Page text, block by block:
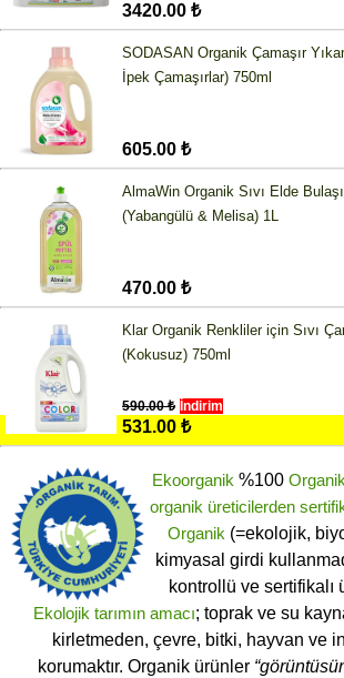
3420.00 ₺
SODASAN Organik Çamaşır
İpek Çamaşırlar) 750ml
605.00 ₺
AlmaWin Organik Sıvı Elde
(Yabangülü & Melisa) 1L
470.00 ₺
Klar Organik Renkliler için Sıvı
(Kokusuz) 750ml
590.00 ₺ İndirim
531.00 ₺
Ekoorganik %100
organik üreticilerden
Organik(=ekolojik,
kimyasal girdi
kontrollü ve sertifikalı
Ekolojik tarımın amacı; toprak ve su
kirletmeden, çevre, bitki, hayvan ve
korumaktır. Organik ürünler